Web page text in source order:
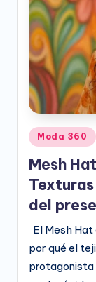
o
D
g
it
a
Publicado
en
Moda 360
Mesh
del
​El Mesh
por qué el
protagonista